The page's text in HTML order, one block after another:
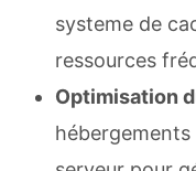
systeme de
ressources
Optimisation